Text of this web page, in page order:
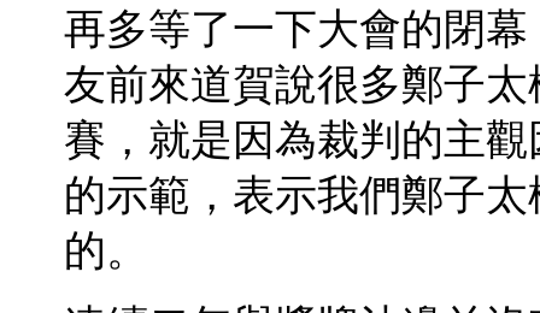
再多等了一下大會的閉
友前來道賀說很多鄭子
賽，就是因為裁判的主
的示範，表示我們鄭子
的。